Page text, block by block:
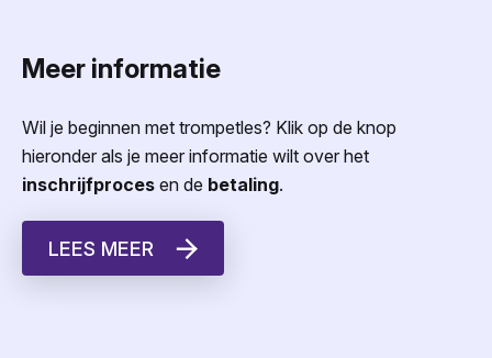
Meer informatie
Wil je beginnen met trompetles? Klik op de knop
hieronder als je meer informatie wilt over het
inschrijfproces en de betaling.
LEES MEER